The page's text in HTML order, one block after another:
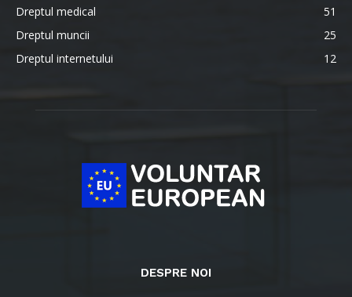
Dreptul medical
51
Dreptul muncii
25
Dreptul internetului
12
DESPRE NOI